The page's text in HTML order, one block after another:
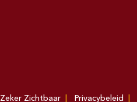
Zeker Zichtbaar Privacybeleid